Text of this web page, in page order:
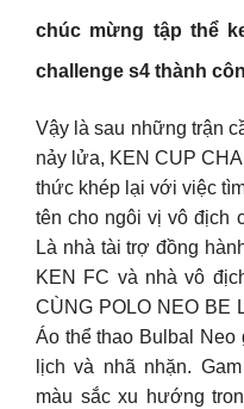
chúc mừng tập thể
challenge s4 thành
Vậy là sau những trận
nảy lửa, KEN CUP
thức khép lại với việc
tên cho ngôi vị vô địch
Là nhà tài trợ đồng
KEN FC và nhà vô
CÙNG POLO NEO BE
Áo thể thao Bulbal
lịch và nhã nhặn.
màu sắc xu hướng